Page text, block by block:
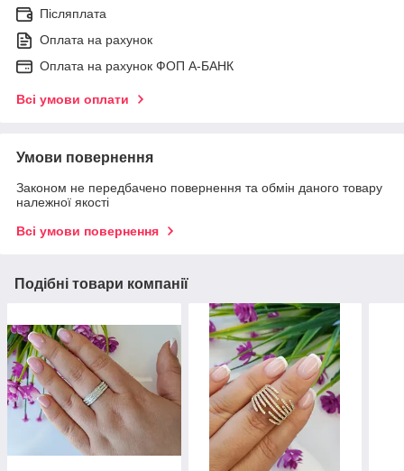
Післяплата
Оплата на рахунок
Оплата на рахунок ФОП А-БАНК
Всі умови оплати
Умови повернення
Законом не передбачено повернення та обмін даного товару
належної якості
Всі умови повернення
Подібні товари компанії